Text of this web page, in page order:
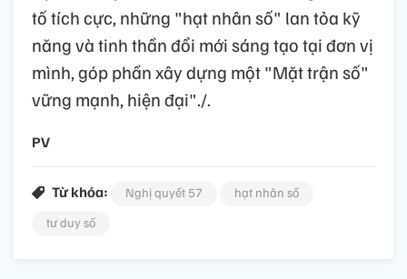
tố tích cực, những "hạt nhân số" lan tỏa kỹ
năng và tinh thần đổi mới sáng tạo tại đơn vị
mình, góp phần xây dựng một "Mặt trận số"
vững mạnh, hiện đại"./.
PV
Từ khóa: Nghị quyết 57
hạt nhân số
tư duy số